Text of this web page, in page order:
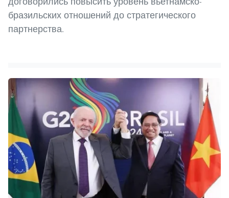
бразильских отношений до стратегического
партнерства.